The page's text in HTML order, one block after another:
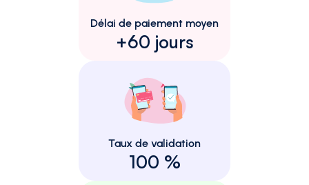
+60 jours
Délai de paiement moyen
100 %
Taux de validation